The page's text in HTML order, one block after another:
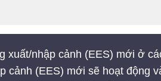
xuất/nhập cảnh (EES) mới ở
cảnh (EES) mới sẽ hoạt động